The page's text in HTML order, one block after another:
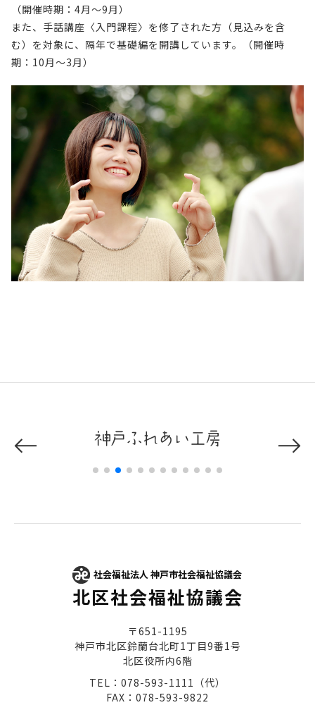
（開催時期：4月～9月）
また、手話講座〈入門課程〉を修了された方（見込みを含
む）を対象に、隔年で基礎編を開講しています。（開催時
期：10月～3月）
社会福祉法人 神戸市社会福祉協議会
北区社会福祉協議会
〒651-1195
神戸市北区鈴蘭台北町1丁目9番1号
北区役所内6階
TEL：078-593-1111（代）
FAX：078-593-9822